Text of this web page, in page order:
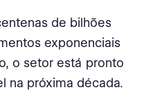
de bilhões
exponenciais
o setor está pronto
na próxima década.